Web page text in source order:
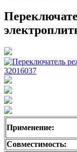
Применение:
Совместимость: